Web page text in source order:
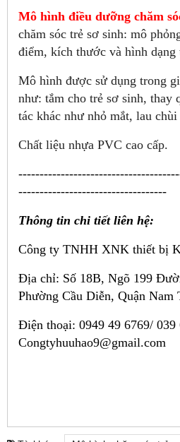
Mô hình điều dưỡng chăm
chăm sóc trẻ sơ sinh: mô
điểm, kích thước và hình dạng
Mô hình được sử dụng trong
như: tắm cho trẻ sơ sinh, thay
tác khác như nhỏ mắt, lau chùi
Chất liệu nhựa PVC cao cấp.
-----------------------------------
Thông tin chi tiết liên hệ:
Công ty TNHH XNK thiết bị
Địa chỉ: Số 18B, Ngõ 199
Phường Cầu Diễn, Quận
Điện thoại: 0949 49 6769/ 039
Congtyhuuhao9@gmail.com